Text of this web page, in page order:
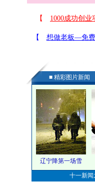
■ 精彩图片新闻
辽宁降第一场雪
十一新闻